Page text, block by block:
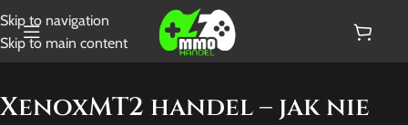
Skip to navigation
Skip to main content
XenoxMT2 handel – jak nie